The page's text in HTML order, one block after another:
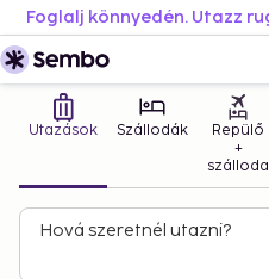
Utazások Szállodák
Repülő
+
szálloda
Hová szeretnél utazni?